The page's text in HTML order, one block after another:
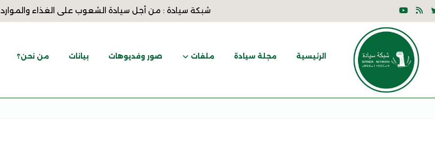
شبكة سيادة : من أجل سيادة الشعوب على الغذاء والموارد
الرئيسية مجلة سيادة ملفات صور وفديوهات بيانات من نحن؟